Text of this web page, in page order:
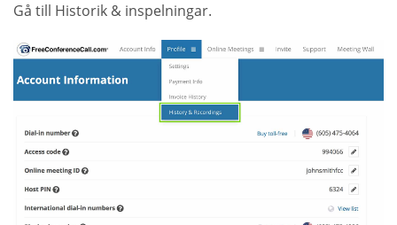
Gå till Historik & inspelningar.